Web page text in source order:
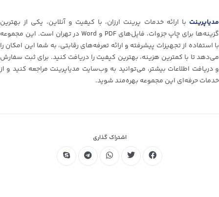
مدیاپرینت با ارائه خدمات پرینت ارزان، با کیفیت و آنلاین، یکی از بهترین
گزینه‌ها برای چاپ جزوات، فایل‌های PDF و Word در تهران است. این مجموعه
با استفاده از تجهیزات پیشرفته و ارائه تعرفه‌های رقابتی، به شما این امکان را
می‌دهد تا با کمترین هزینه، بهترین کیفیت را دریافت کنید. برای ثبت سفارش
و دریافت اطلاعات بیشتر، می‌توانید به وب‌سایت مدیاپرینت مراجعه کنید و از
خدمات حرفه‌ای این مجموعه بهره‌مند شوید.
اشتراک گذاری